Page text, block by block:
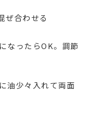
ぜ合わせる
なったらOK。調節
油少々入れて両面